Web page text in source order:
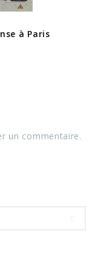
à Paris
un commentaire.